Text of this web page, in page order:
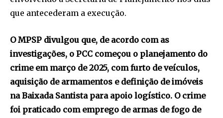
que antecederam a execução.
O MPSP divulgou que, de acordo com as
investigações, o PCC começou o planejamento do
crime em março de 2025, com furto de veículos,
aquisição de armamentos e definição de imóveis
na Baixada Santista para apoio logístico. O crime
foi praticado com emprego de armas de fogo de